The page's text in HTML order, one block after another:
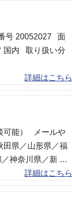
号 20052027 面
国内 取り扱い分
詳細はこちら
可能） メールや
田県／山形県／福
／神奈川県／新 …
詳細はこちら